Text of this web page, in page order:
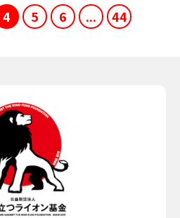
4 5 6 ... 44